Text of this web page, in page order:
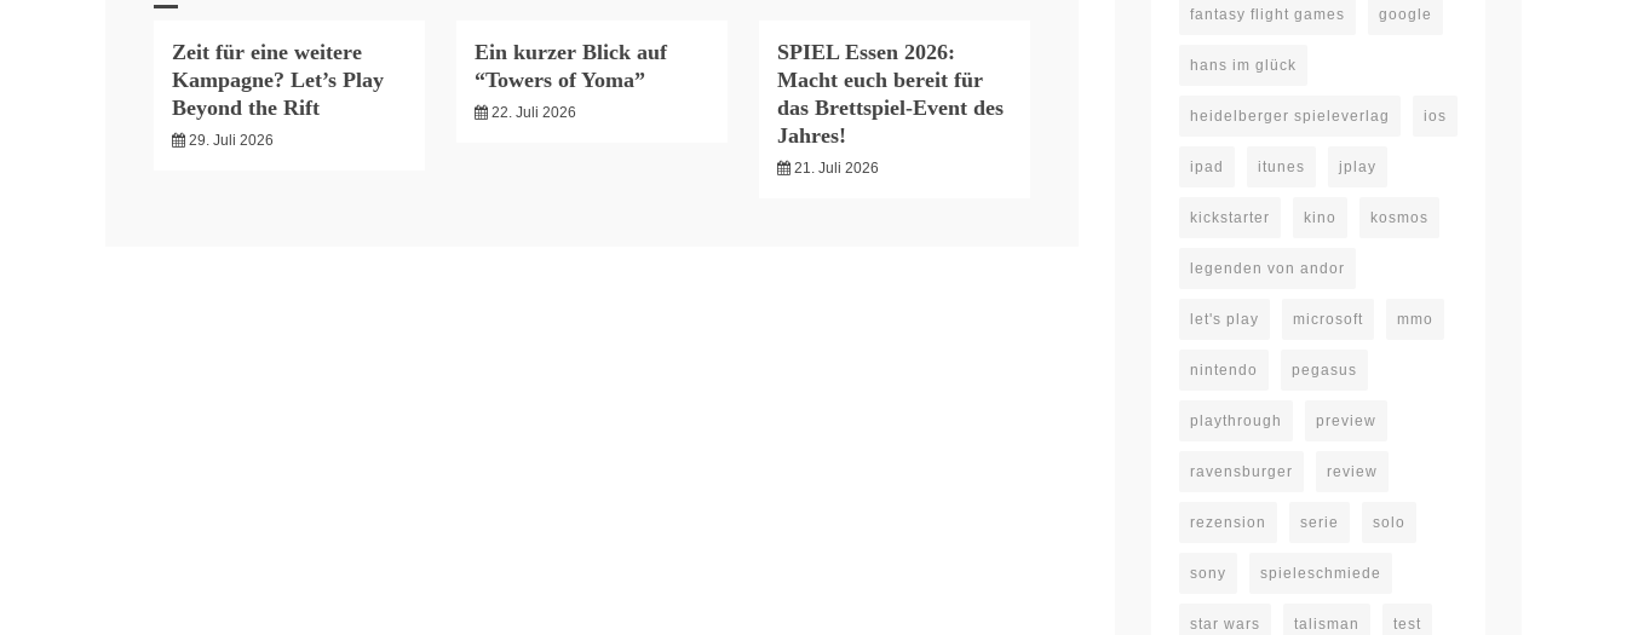
Zeit für eine weitere
Kampagne? Let’s Play
Beyond the Rift
29. Juli 2026
Ein kurzer Blick auf
“Towers of Yoma”
22. Juli 2026
SPIEL Essen 2026:
Macht euch bereit für
das Brettspiel-Event des
Jahres!
21. Juli 2026
fantasy flight games google
hans im glück
heidelberger spieleverlag ios
ipad itunes jplay
kickstarter kino kosmos
legenden von andor
let's play microsoft mmo
nintendo pegasus
playthrough preview
ravensburger review
rezension serie solo
sony spieleschmiede
star wars talisman test